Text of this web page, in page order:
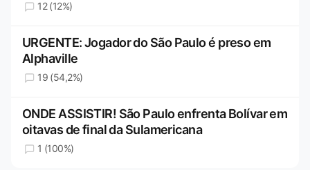
12 (12%)
URGENTE: Jogador do São Paulo é preso em
Alphaville
19 (54,2%)
ONDE ASSISTIR! São Paulo enfrenta Bolívar em
oitavas de final da Sulamericana
1 (100%)